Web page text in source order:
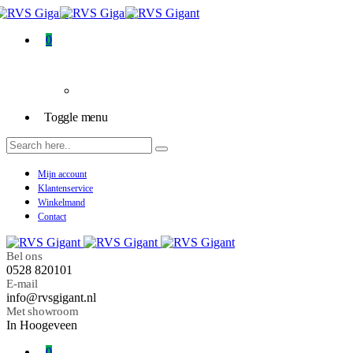
0
Toggle menu
Mijn account
Klantenservice
Winkelmand
Contact
Bel ons
0528 820101
E-mail
info@rvsgigant.nl
Met showroom
In Hoogeveen